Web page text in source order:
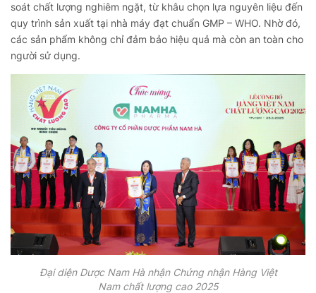
soát chất lượng nghiêm ngặt, từ khâu chọn lựa nguyên liệu đến
quy trình sản xuất tại nhà máy đạt chuẩn GMP – WHO. Nhờ đó,
các sản phẩm không chỉ đảm bảo hiệu quả mà còn an toàn cho
người sử dụng.
Đại diện Dược Nam Hà nhận Chứng nhận Hàng Việt
Nam chất lượng cao 2025